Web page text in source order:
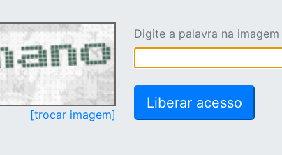
[trocar imagem]
Digite a palavra na